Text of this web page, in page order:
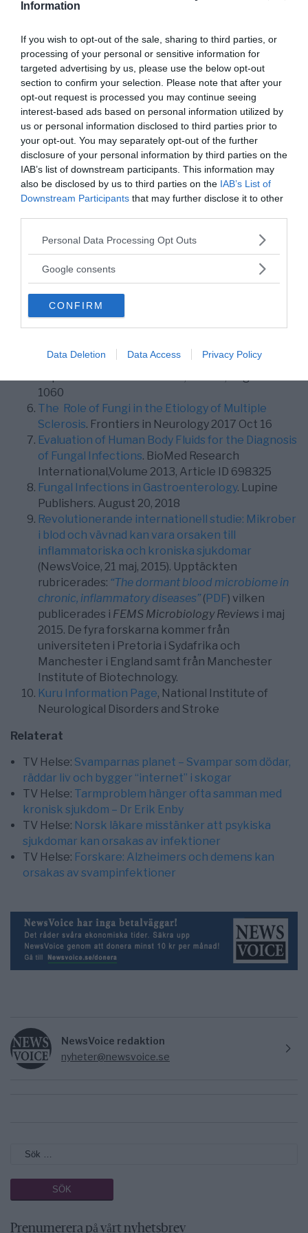
Information
If you wish to opt-out of the sale, sharing to third parties, or
processing of your personal or sensitive information for
targeted advertising by us, please use the below opt-out
section to confirm your selection. Please note that after your
opt-out request is processed you may continue seeing
interest-based ads based on personal information utilized by
us or personal information disclosed to third parties prior to
your opt-out. You may separately opt-out of the further
disclosure of your personal information by third parties on the
IAB’s list of downstream participants. This information may
also be disclosed by us to third parties on the IAB’s List of
Downstream Participants that may further disclose it to other
Please note that this website/app uses one or more Google
not limited to your visit or usage behaviour. You may click to
use your data for below specified purposes in below Google
consent section.
Personal Data Processing Opt Outs
Google consents
CONFIRM
Data Deletion Data Access Privacy Policy
som inte är i samklang med den verkliga orsaken till
symptombilden, vilket är samma sak som att
ordinera värktabletter mot halsfluss istället för
penicillin.
Text: Dr Erik Enby
Referenser
Erik Enbys forskning:Enby.se
Erik Enby:En bröstcancertumör utgjordes av en
sporsäckssvamp, Nr 1/2013 2000-Talets
Vetenskap
Erik Enby:Genhypotesen som orsak till cancer
stämmer inte, NewsVoice (2014), (Artikeln var
urpsrungligen publicerad
i Nr 3/2013 2000-Talets
Vetenskap)
Different Brain Regions are Infected with Fungi in
Alzheimer´s Disease
Number: 15015 (2015)
Endocrine and Metabolic Manifestations of
Antifungal Treatment . Mayo Clinic Proceedings.
1060
The Role of Fungi in the Etiology of Multiple
Sclerosis. Frontiers in Neurology 2017 Oct 16
Evaluation of Human Body Fluids for the Diagnosis
of Fungal Infections. BioMed Research
International,Volume 2013, Article ID 698325
Fungal Infections in Gastroenterology. Lupine
Publishers. August 20, 2018
Revolutionerande internationell studie: Mikrober
i blod och vävnad kan vara orsaken till
inflammatoriska och kroniska sjukdomar
(NewsVoice, 21 maj, 2015). Upptäckten
rubricerades: “The dormant blood microbiome in
chronic, inflammatory diseases”(PDF) vilken
publicerades i FEMS Microbiology Reviews i maj
2015. De fyra forskarna kommer från
universiteten i Pretoria i Sydafrika och
Manchester i England samt från Manchester
Institute of Biotechnology.
Kuru Information Page, National Institute of
Neurological Disorders and Stroke
Relaterat
TV Helse: Svamparnas planet – Svampar som dödar,
räddar liv och bygger “internet” i skogar
TV Helse: Tarmproblem hänger ofta samman med
kronisk sjukdom – Dr Erik Enby
TV Helse: Norsk läkare misstänker att psykiska
sjukdomar kan orsakas av infektioner
TV Helse: Forskare: Alzheimers och demens kan
orsakas av svampinfektioner
NewsVoice redaktion
nyheter@newsvoice.se
Prenumerera på vårt nyhetsbrev